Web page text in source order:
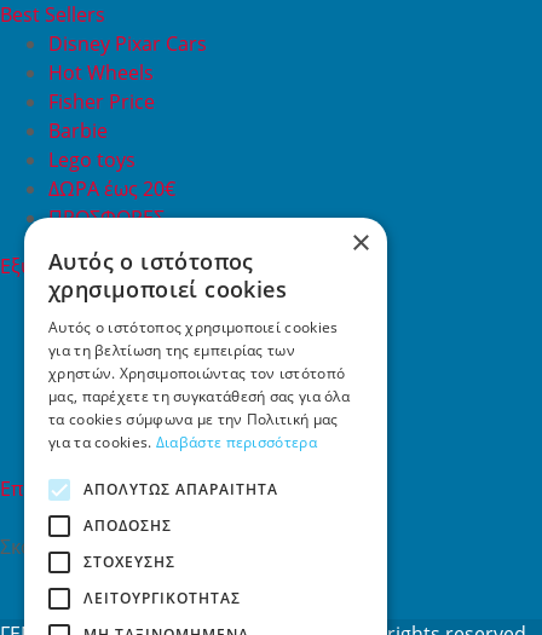
Best Sellers
Disney Pixar Cars
Hot Wheels
Fisher Price
Barbie
Lego toys
ΔΩΡΑ έως 20€
ΠΡΟΣΦΟΡΕΣ
Εξυπηρέτηση Πελατών
Εξυπηρέτηση πελατών
Συχνές ερωτήσεις
Όροι χρήσης
Τρόποι Πληρωμής
Επιστροφές
Επικοινωνία
Επικοινωνία
Σκαλάνι, Ηράκλειο Κρήτης
2810731415
info[at]toys4u.gr
×
Αυτός ο ιστότοπος
χρησιμοποιεί cookies
Αυτός ο ιστότοπος χρησιμοποιεί cookies
για τη βελτίωση της εμπειρίας των
χρηστών. Χρησιμοποιώντας τον ιστότοπό
μας, παρέχετε τη συγκατάθεσή σας για όλα
τα cookies σύμφωνα με την Πολιτική μας
για τα cookies. Διαβάστε περισσότερα
ΑΠΟΛΎΤΩΣ ΑΠΑΡΑΊΤΗΤΑ
ΑΠΌΔΟΣΗΣ
ΣΤΌΧΕΥΣΗΣ
ΛΕΙΤΟΥΡΓΙΚΌΤΗΤΑΣ